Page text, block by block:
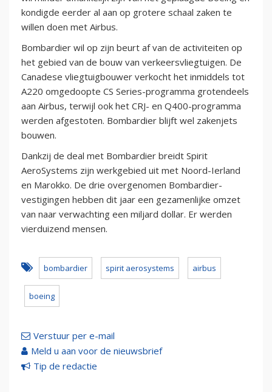
kondigde eerder al aan op grotere schaal zaken te
willen doen met Airbus.
Bombardier wil op zijn beurt af van de activiteiten op
het gebied van de bouw van verkeersvliegtuigen. De
Canadese vliegtuigbouwer verkocht het inmiddels tot
A220 omgedoopte CS Series-programma grotendeels
aan Airbus, terwijl ook het CRJ- en Q400-programma
werden afgestoten. Bombardier blijft wel zakenjets
bouwen.
Dankzij de deal met Bombardier breidt Spirit
AeroSystems zijn werkgebied uit met Noord-Ierland
en Marokko. De drie overgenomen Bombardier-
vestigingen hebben dit jaar een gezamenlijke omzet
van naar verwachting een miljard dollar. Er werden
vierduizend mensen.
bombardier spirit aerosystems airbus
boeing
Verstuur per e-mail
Meld u aan voor de nieuwsbrief
Tip de redactie